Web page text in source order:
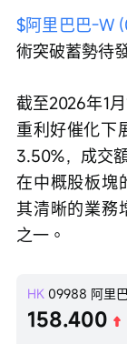
$阿里巴巴-W
術突破蓄勢待
截至2026年1
重利好催化下
3.50%，成交
在中概股板塊
其清晰的業務
之一。
HK 09988 阿里
158.400